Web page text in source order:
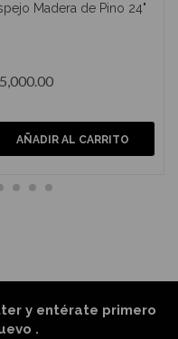
Madera de Pino 24"
AÑADIR AL CARRITO
y entérate primero
.